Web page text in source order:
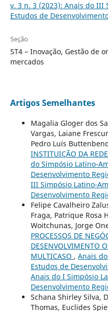
v. 3 n. 3 (2023): Anais do III
Estudos de
Seção
ST4 – Inovação, Gestão de
mercados
Artigos Semelhantes
Magalia Gloger dos
Vargas, Laiane
Pedro Luís
INSTITUIÇÃO DA
do Simpósio Latino-
Desenvolvimento
III Simpósio Latino-
Desenvolvimento
Felipe Cavalheiro
Fraga, Patrique Rosa
Woitchunas, Jorge
PROCESSOS DE
DESENVOLVIMENTO
MULTICASO , Anais
Estudos de
Anais do I Simpósio
Desenvolvimento
Schana Shirley Silva,
Thomas, Euclides